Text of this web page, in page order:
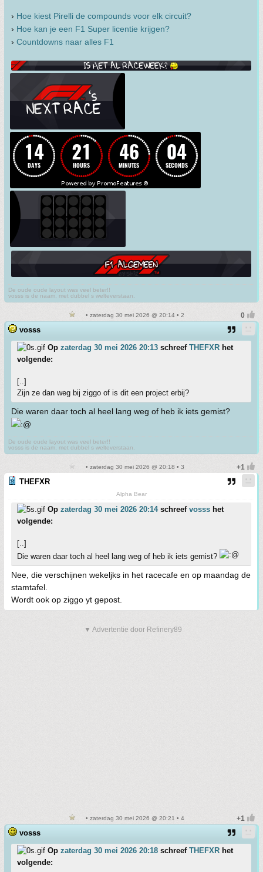
› Hoe kiest Pirelli de compounds voor elk circuit?
› Hoe kan je een F1 Super licentie krijgen?
› Countdowns naar alles F1
De oude oude layout was veel beter!!
vosss is de naam, met dubbel s welteverstaan.
• zaterdag 30 mei 2026 @ 20:14 • 2
vosss
Op zaterdag 30 mei 2026 20:13 schreef THEFXR het
volgende:
[..]
Zijn ze dan weg bij ziggo of is dit een project erbij?
Die waren daar toch al heel lang weg of heb ik iets gemist?
De oude oude layout was veel beter!!
vosss is de naam, met dubbel s welteverstaan.
• zaterdag 30 mei 2026 @ 20:18 • 3
THEFXR
Alpha Bear
Op zaterdag 30 mei 2026 20:14schreef vosss het
volgende:
[..]
Die waren daar toch al heel lang weg of heb ik iets gemist?
Nee, die verschijnen wekeljks in het racecafe en op maandag de
stamtafel.
Wordt ook op ziggo yt gepost.
▼ Advertentie door Refinery89
• zaterdag 30 mei 2026 @ 20:21 • 4
vosss
Op zaterdag 30 mei 2026 20:18 schreef THEFXR het
volgende: